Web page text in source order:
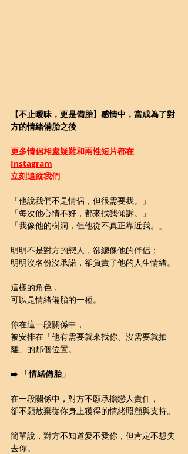
【不止曖昧，更是備胎】感情中，當成為了對
方的情緒備胎之後
更多情侶相處疑難和兩性短片都在
Instagram
立刻追蹤我們
「他說我們不是情侶，但很需要我。」
「每次他心情不好，都來找我傾訴。」
「我像他的樹洞，但他從不真正靠近我。」
明明不是對方的戀人，卻總像他的伴侶；
明明沒名份沒承諾，卻負責了他的人生情緒。
這樣的角色，
可以是情緒備胎的一種。
你在這一段關係中，
被安排在「他有需要就來找你、沒需要就抽
離」的那個位置。
➡️ 「情緒備胎」
在一段關係中，對方不願承擔戀人責任，
卻不願放棄從你身上獲得的情緒照顧與支持。
簡單說，對方不知道愛不愛你，但肯定不想失
去你。